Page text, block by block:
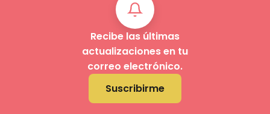
Recibe las últimas
actualizaciones en tu
correo electrónico.
Suscribirme